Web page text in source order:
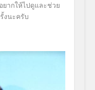
ากให้ไปดูและช่วย
งนะครับ